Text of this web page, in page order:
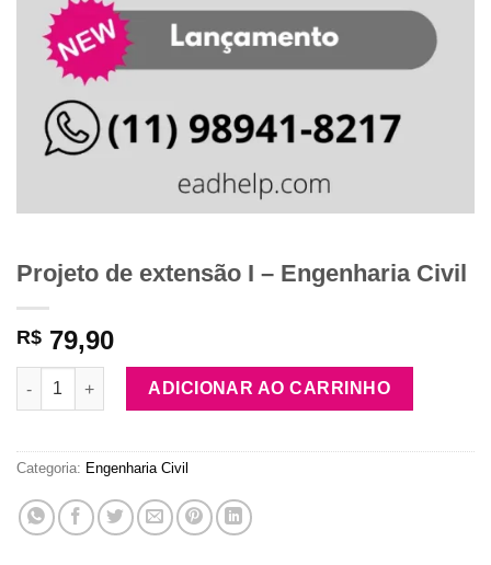
Projeto de extensão I – Engenharia Civil
R$ 79,90
Projeto de extensão I - Engenharia Civil quantidade
ADICIONAR AO CARRINHO
Categoria: Engenharia Civil